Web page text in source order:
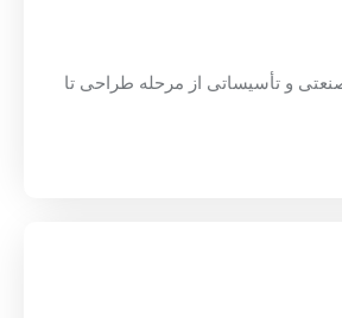
و تأسیساتی از مرحله طراحی تا